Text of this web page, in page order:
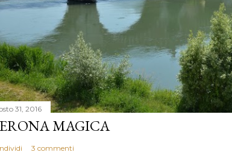
31, 2016
MAGICA
3 commenti